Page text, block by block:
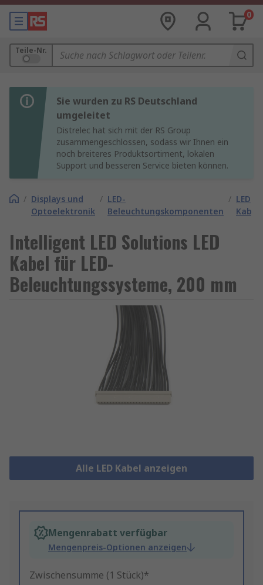
0
Teile-Nr.
Sie wurden zu RS Deutschland
umgeleitet
Distrelec hat sich mit der RS Group
zusammengeschlossen, sodass wir Ihnen ein
noch breiteres Produktsortiment, lokalen
Support und besseren Service bieten können.
/ Displays und
Optoelektronik
/ LED-
Beleuchtungskomponenten
/ LED
Kabel
Intelligent LED Solutions LED
Kabel für LED-
Beleuchtungssysteme, 200 mm
Alle LED Kabel anzeigen
Mengenrabatt verfügbar
Mengenpreis-Optionen anzeigen
Zwischensumme (1 Stück)*